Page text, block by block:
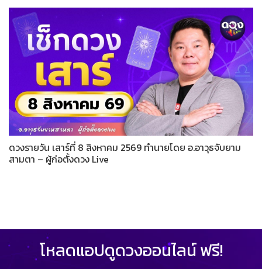
ดวงรายวัน เสาร์ที่ 8 สิงหาคม 2569 ทำนายโดย อ.อาวุธจับยาม
สามตา – ผู้ก่อตั้งดวง Live
โหลดแอปดูดวงออนไลน์ ฟรี!